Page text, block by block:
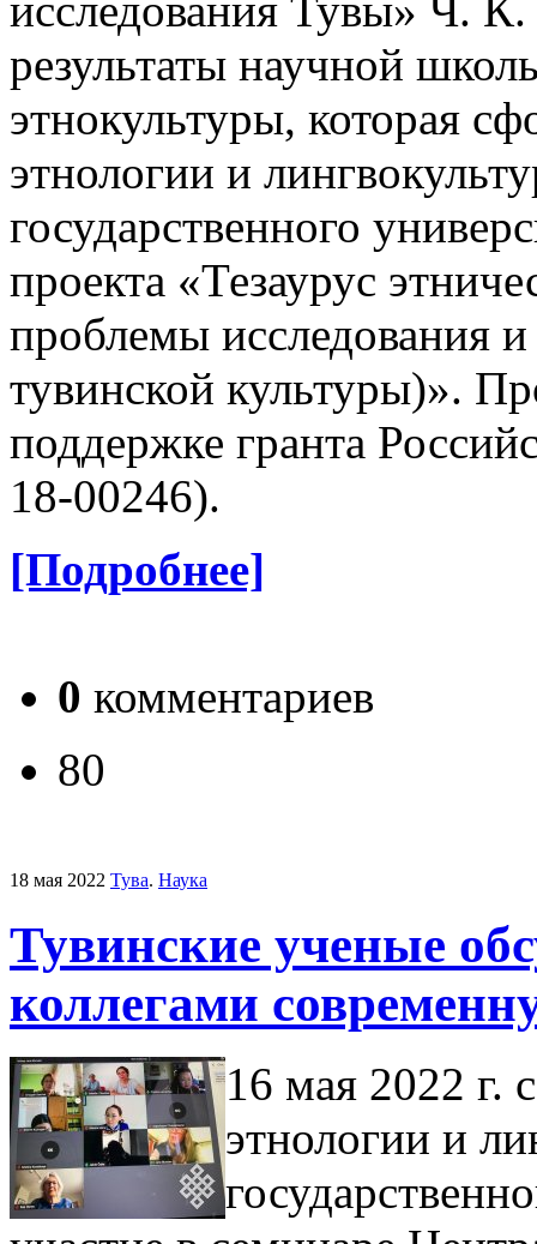
результаты научной
этнокультуры, которая
этнологии и
государственного
проекта «Тезаурус
проблемы исследования
тувинской культуры)».
поддержке гранта
18-00246).
[Подробнее]
0 комментариев
80
18 мая 2022 Тува. Наука
Тувинские ученые
коллегами
16 мая 2022 г.
этнологии и